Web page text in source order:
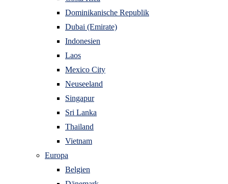
Dominikanische Republik
Dubai (Emirate)
Indonesien
Laos
Mexico City
Neuseeland
Singapur
Sri Lanka
Thailand
Vietnam
Europa
Belgien